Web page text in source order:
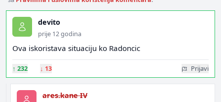
devito
prije 12 godina
Ova iskoristava situaciju ko Radoncic
↑ 232 ↓ 13 Prijavi
ares.kane IV